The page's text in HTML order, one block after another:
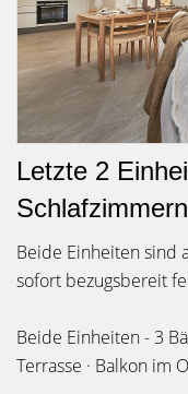
Letzte 2
Schlafzimmern
Beide Einheiten sind
sofort bezugsbereit
Beide Einheiten - 3
Terrasse · Balkon im